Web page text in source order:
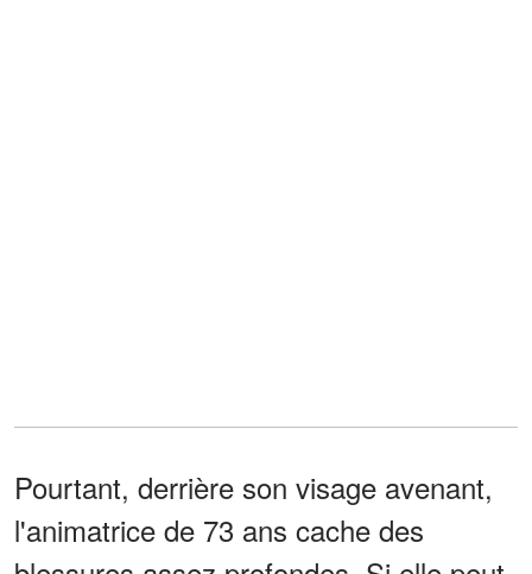
Pourtant, derrière son visage avenant,
l'animatrice de 73 ans cache des